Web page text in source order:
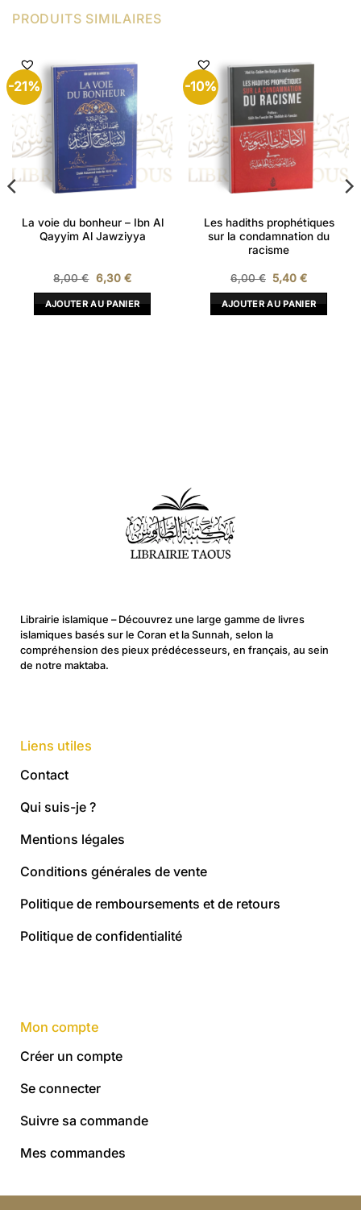
PRODUITS SIMILAIRES
-21%
La voie du bonheur – Ibn Al
Qayyim Al Jawziyya
8,00€ Le
prix
initial
était :
8,00 €.
6,30 €Le
actuel
est :
6,30 €.
AJOUTER AU PANIER
-10%
Les hadiths prophétiques
sur la condamnation du
racisme
6,00€ Le
prix
initial
était :
6,00 €.
5,40€Le
actuel
est :
5,40 €.
AJOUTER AU PANIER
Librairie islamique – Découvrez une large gamme de livres
islamiques basés sur le Coran et la Sunnah, selon la
compréhension des pieux prédécesseurs, en français, au sein
de notre maktaba.
Liens utiles
Contact
Qui suis-je ?
Mentions légales
Conditions générales de vente
Politique de remboursements et de retours
Politique de confidentialité
Mon compte
Créer un compte
Se connecter
Suivre sa commande
Mes commandes